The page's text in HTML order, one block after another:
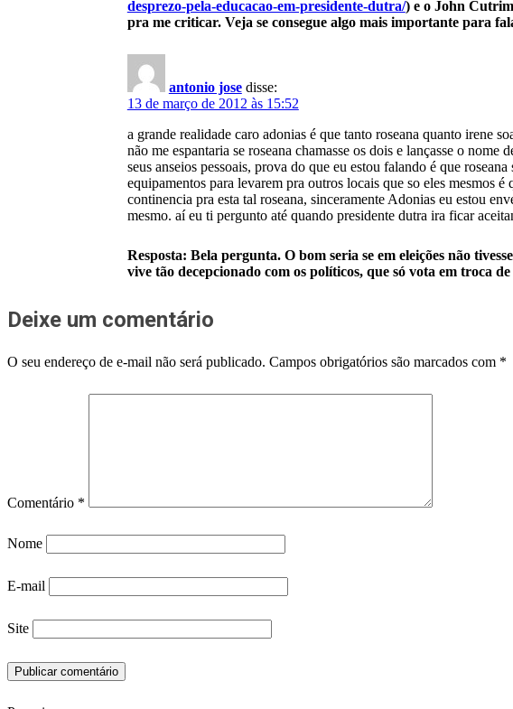
desprezo-pela-educacao-em-presidente-dutra/) e o John
pra me criticar. Veja se consegue algo mais importante para
antonio jose disse:
13 de março de 2012 às 15:52
a grande realidade caro adonias é que tanto roseana quanto irene
não me espantaria se roseana chamasse os dois e lançasse o
seus anseios pessoais, prova do que eu estou falando é que
equipamentos para levarem pra outros locais que so eles mesmos
continencia pra esta tal roseana, sinceramente Adonias eu estou
mesmo. aí eu ti pergunto até quando presidente dutra ira ficar
Resposta: Bela pergunta. O bom seria se em eleições não
vive tão decepcionado com os políticos, que só vota em troca
Deixe um comentário
O seu endereço de e-mail não será publicado. Campos obrigatórios são marcados com *
Comentário *
Nome
E-mail
Site